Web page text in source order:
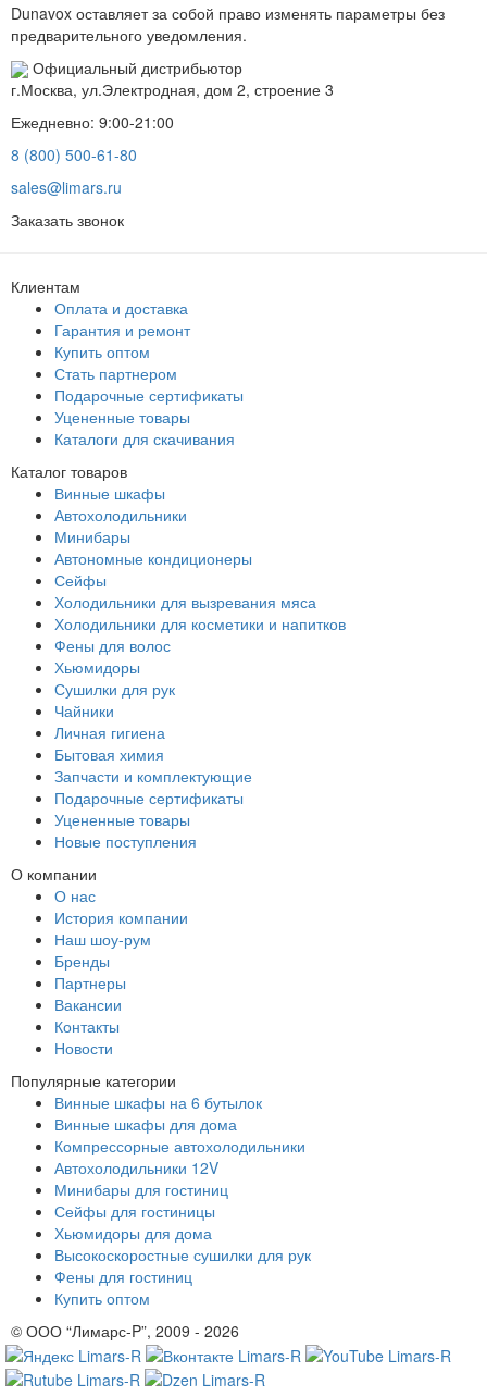
Dunavox оставляет за собой право изменять параметры без
предварительного уведомления.
Официальный дистрибьютор
г.Москва, ул.Электродная, дом 2, строение 3
Ежедневно: 9:00-21:00
8 (800) 500-61-80
sales@limars.ru
Заказать звонок
Клиентам
Оплата и доставка
Гарантия и ремонт
Купить оптом
Стать партнером
Подарочные сертификаты
Уцененные товары
Каталоги для скачивания
Каталог товаров
Винные шкафы
Автохолодильники
Минибары
Автономные кондиционеры
Сейфы
Холодильники для вызревания мяса
Холодильники для косметики и напитков
Фены для волос
Хьюмидоры
Сушилки для рук
Чайники
Личная гигиена
Бытовая химия
Запчасти и комплектующие
Подарочные сертификаты
Уцененные товары
Новые поступления
О компании
О нас
История компании
Наш шоу-рум
Бренды
Партнеры
Вакансии
Контакты
Новости
Популярные категории
Винные шкафы на 6 бутылок
Винные шкафы для дома
Компрессорные автохолодильники
Автохолодильники 12V
Минибары для гостиниц
Сейфы для гостиницы
Хьюмидоры для дома
Высокоскоростные сушилки для рук
Фены для гостиниц
Купить оптом
© ООО “Лимарс-P”, 2009 - 2026